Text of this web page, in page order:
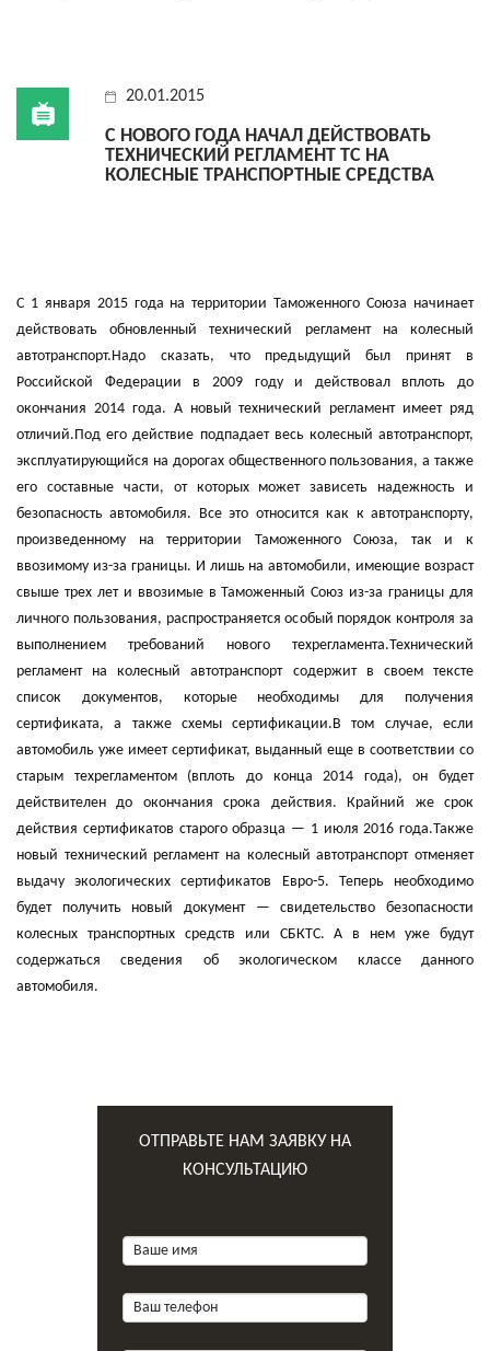
20.01.2015
С НОВОГО ГОДА НАЧАЛ ДЕЙСТВОВАТЬ
ТЕХНИЧЕСКИЙ РЕГЛАМЕНТ ТС НА
КОЛЕСНЫЕ ТРАНСПОРТНЫЕ СРЕДСТВА
С 1 января 2015 года на территории Таможенного Союза начинает
действовать обновленный технический регламент на колесный
автотранспорт.Надо сказать, что предыдущий был принят в
Российской Федерации в 2009 году и действовал вплоть до
окончания 2014 года. А новый технический регламент имеет ряд
отличий.Под его действие подпадает весь колесный автотранспорт,
эксплуатирующийся на дорогах общественного пользования, а также
его составные части, от которых может зависеть надежность и
безопасность автомобиля. Все это относится как к автотранспорту,
произведенному на территории Таможенного Союза, так и к
ввозимому из-за границы. И лишь на автомобили, имеющие возраст
свыше трех лет и ввозимые в Таможенный Союз из-за границы для
личного пользования, распространяется особый порядок контроля за
выполнением требований нового техрегламента.Технический
регламент на колесный автотранспорт содержит в своем тексте
список документов, которые необходимы для получения
сертификата, а также схемы сертификации.В том случае, если
автомобиль уже имеет сертификат, выданный еще в соответствии со
старым техрегламентом (вплоть до конца 2014 года), он будет
действителен до окончания срока действия. Крайний же срок
действия сертификатов старого образца — 1 июля 2016 года.Также
новый технический регламент на колесный автотранспорт отменяет
выдачу экологических сертификатов Евро-5. Теперь необходимо
будет получить новый документ — свидетельство безопасности
колесных транспортных средств или СБКТС. А в нем уже будут
содержаться сведения об экологическом классе данного
автомобиля.
ОТПРАВЬТЕ НАМ ЗАЯВКУ НА
КОНСУЛЬТАЦИЮ